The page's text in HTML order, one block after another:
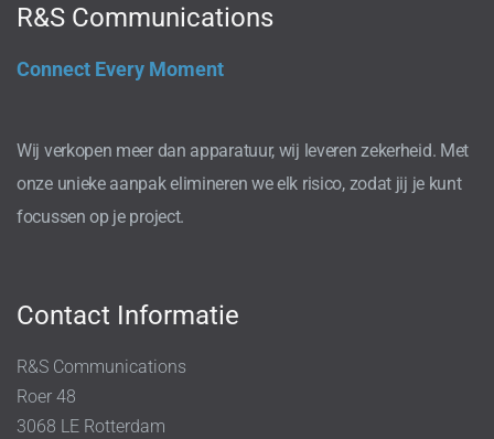
R&S Communications
Connect Every Moment
Wij verkopen meer dan apparatuur, wij leveren zekerheid. Met
onze unieke aanpak elimineren we elk risico, zodat jij je kunt
focussen op je project.
Contact Informatie
R&S Communications
Roer 48
3068 LE Rotterdam